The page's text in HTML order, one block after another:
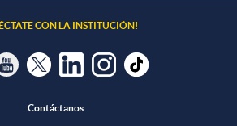
CON LA INSTITUCIÓN!
Contáctanos